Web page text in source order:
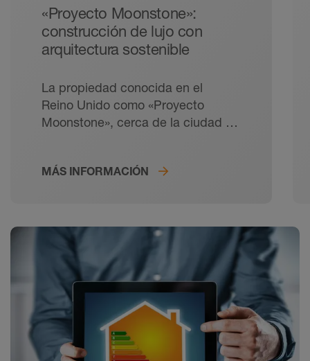
«Proyecto Moonstone»:
construcción de lujo con
arquitectura sostenible
La propiedad conocida en el
Reino Unido como «Proyecto
Moonstone», cerca de la ciudad de
máximo nivel, una arquitectura
resultado impresionante.
MÁS INFORMACIÓN